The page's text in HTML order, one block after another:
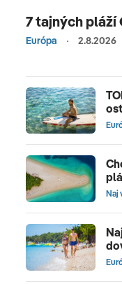
7 tajných pláží
Európa 2.8.2026
Naj